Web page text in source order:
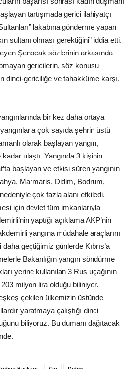
tartışmada gerici ilahiyatçı
lakabına gönderme yapan
sultanı olması gerektiğini” iddia etti.
Şenocak sözlerinin arkasında
gericilerin, söz konusu
dinci-gericiliğe ve tahakküme karşı,
bir kez daha ortaya
çok sayıda şehrin üstü
olarak başlayan yangın,
ulaştı. Yangında 3 kişinin
başlayan ve etkisi süren yangının
Marmaris, Didim, Bodrum,
çok fazla alanı etkiledi.
için devlet tüm imkanlarıyla
yaptığı açıklama AKP’nin
yangına müdahale araçlarını
geçtiğimiz günlerde Kıbrıs’a
Bakanlığın yangın söndürme
yerine kullanılan 3 Rus uçağının
milyon lira olduğu biliniyor.
çekilen ülkemizin üstünde
yaratmaya çalıştığı dinci
biliyoruz. Bu dumanı dağıtacak